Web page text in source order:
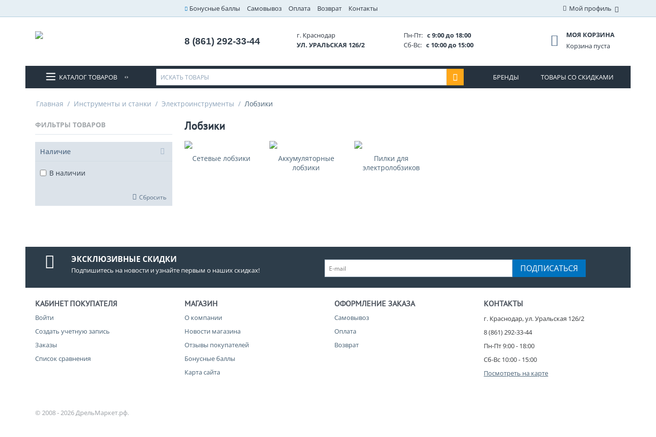
Бонусные баллы Самовывоз Оплата Возврат Контакты Мой профиль
8 (861) 292-33-44
г. Краснодар
УЛ. УРАЛЬСКАЯ 126/2
Пн-Пт: с 9:00 до 18:00
Сб-Вс: с 10:00 до 15:00
МОЯ КОРЗИНА
Корзина пуста
КАТАЛОГ ТОВАРОВ БРЕНДЫ ТОВАРЫ СО СКИДКАМИ
Главная / Инструменты и станки / Электроинструменты / Лобзики
ФИЛЬТРЫ ТОВАРОВ
Наличие
В наличии
Сбросить
Лобзики
Сетевые лобзики
Аккумуляторные
лобзики
Пилки для
электролобзиков
ЭКСКЛЮЗИВНЫЕ СКИДКИ
Подпишитесь на новости и узнайте первым о наших скидках! ПОДПИСАТЬСЯ
КАБИНЕТ ПОКУПАТЕЛЯ
Войти
Создать учетную запись
Заказы
Список сравнения
МАГАЗИН
О компании
Новости магазина
Отзывы покупателей
Бонусные баллы
Карта сайта
ОФОРМЛЕНИЕ ЗАКАЗА
Самовывоз
Оплата
Возврат
КОНТАКТЫ
г. Краснодар, ул. Уральская 126/2
8 (861) 292-33-44
Пн-Пт 9:00 - 18:00
Сб-Вс 10:00 - 15:00
Посмотреть на карте
© 2008 - 2026 ДрельМаркет.рф.